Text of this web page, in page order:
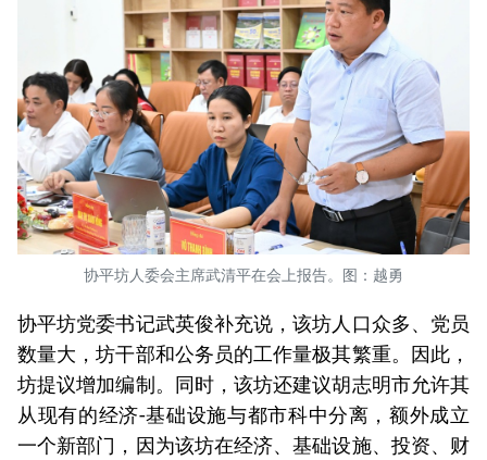
协平坊人委会主席武清平在会上报告。图：越勇
协平坊党委书记武英俊补充说，该坊人口众多、党员
数量大，坊干部和公务员的工作量极其繁重。因此，
坊提议增加编制。同时，该坊还建议胡志明市允许其
从现有的经济-基础设施与都市科中分离，额外成立
一个新部门，因为该坊在经济、基础设施、投资、财